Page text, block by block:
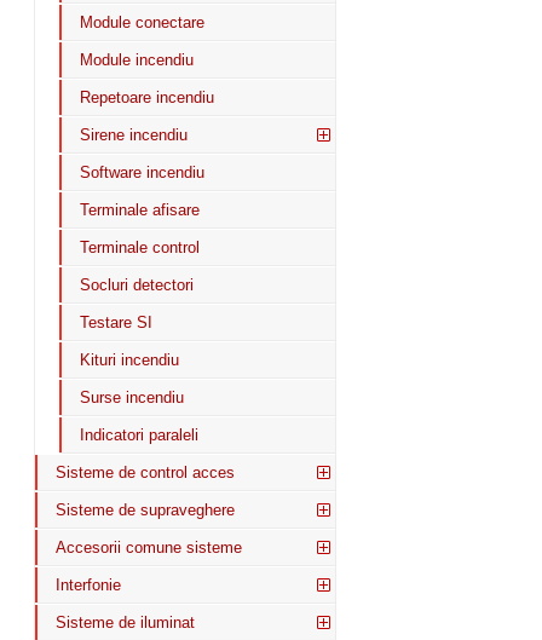
Module conectare
Module incendiu
Repetoare incendiu
Sirene incendiu
Software incendiu
Terminale afisare
Terminale control
Socluri detectori
Testare SI
Kituri incendiu
Surse incendiu
Indicatori paraleli
Sisteme de control acces
Sisteme de supraveghere
Accesorii comune sisteme
Interfonie
Sisteme de iluminat